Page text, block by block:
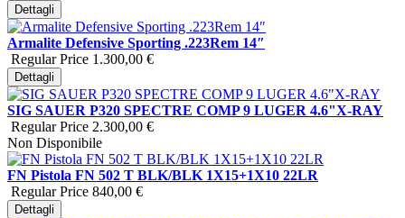
Dettagli
Armalite Defensive Sporting .223Rem 14″
Regular Price 1.300,00 €
Dettagli
SIG SAUER P320 SPECTRE COMP 9 LUGER 4.6"X-RAY
Regular Price 2.300,00 €
Non Disponibile
FN Pistola FN 502 T BLK/BLK 1X15+1X10 22LR
Regular Price 840,00 €
Dettagli